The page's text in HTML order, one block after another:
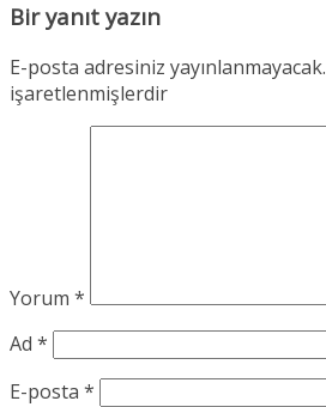
Bir yanıt yazın
E-posta adresiniz yayınlanmayacak.
işaretlenmişlerdir
Yorum *
Ad *
E-posta *